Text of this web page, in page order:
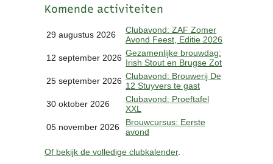
Komende activiteiten
29 augustus 2026
Clubavond: ZAF Zomer
Avond Feest, Editie 2026
12 september 2026 Gezamenlijke brouwdag:
Irish Stout en Brugse Zot
25 september 2026 Clubavond: Brouwerij De
12 Stuyvers te gast
30 oktober 2026
Clubavond: Proeftafel
XXL
05 november 2026
Brouwcursus: Eerste
avond
Of bekijk de volledige clubkalender.
Clubkalender
Bestuur
- Historie
Privacyverklaring
Wedstrijduitslagen
Bijzondere Leden